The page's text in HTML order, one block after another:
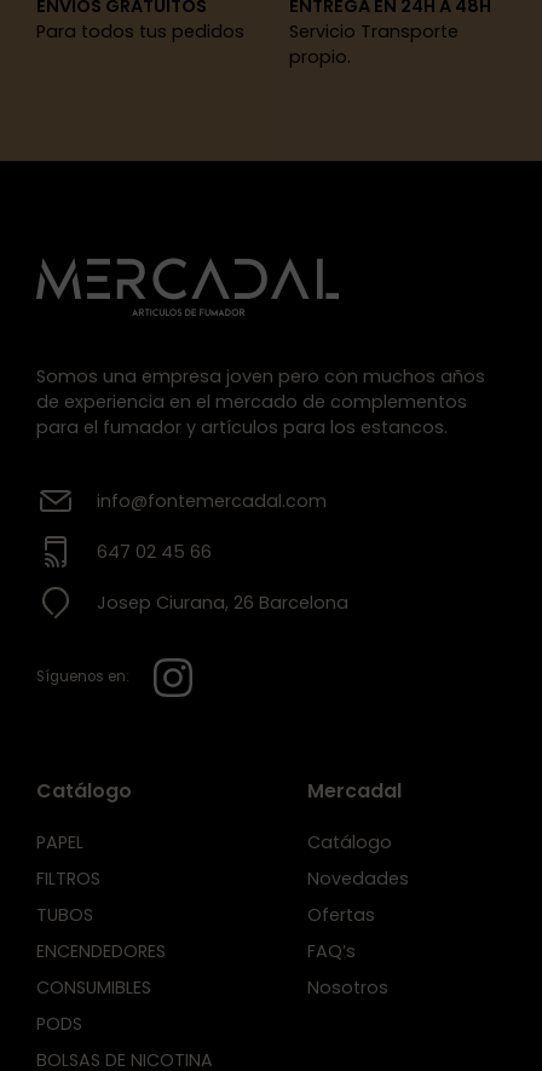
ENVÍOS GRATUITOS
Para todos tus pedidos
ENTREGA EN 24H A 48H
Servicio Transporte
propio.
Somos una empresa joven pero con muchos años
de experiencia en el mercado de complementos
para el fumador y artículos para los estancos.
info@fontemercadal.com
647 02 45 66
Josep Ciurana, 26 Barcelona
Síguenos en:
Catálogo
PAPEL
FILTROS
TUBOS
ENCENDEDORES
CONSUMIBLES
PODS
BOLSAS DE NICOTINA
Mercadal
Catálogo
Novedades
Ofertas
FAQ’s
Nosotros